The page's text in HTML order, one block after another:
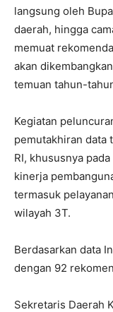
langsung oleh
daerah, hingga
memuat
akan
temuan tahun-
Kegiatan
pemutakhiran data
RI, khususnya
kinerja
termasuk
wilayah 3T.
Berdasarkan data
dengan 92
Sekretaris Daerah